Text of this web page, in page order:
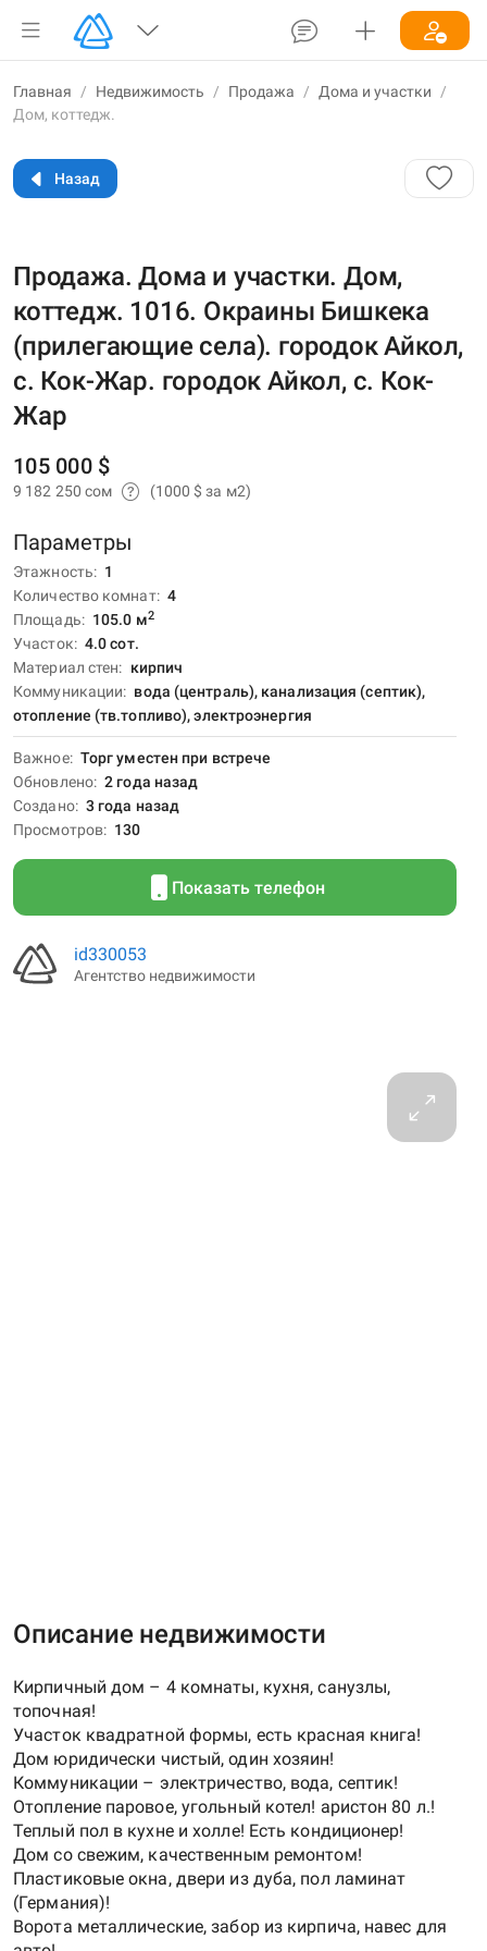
Главная / Недвижимость / Продажа / Дома и участки
/
Дом, коттедж.
Назад
Продажа. Дома и участки. Дом,
коттедж. 1016. Окраины Бишкека
(прилегающие села). городок Айкол,
с. Кок-Жар. городок Айкол, с. Кок-
Жар
105 000 $
9 182 250 сом (1000 $ за м2)
Параметры
Этажность
1
Количество комнат
4
Площадь
105.0 м2
Участок
4.0 сот.
Материал стен
кирпич
Коммуникации
вода (централь), канализация (септик),
отопление (тв.топливо), электроэнергия
Важное
Торг уместен при встрече
Обновлено
2 года назад
Создано
3 года назад
Просмотров
130
Показать телефон
id330053
Агентство недвижимости
Описание недвижимости
Кирпичный дом – 4 комнаты, кухня, санузлы,
топочная!
Участок квадратной формы, есть красная книга!
Дом юридически чистый, один хозяин!
Коммуникации – электричество, вода, септик!
Отопление паровое, угольный котел! аристон 80 л.!
Теплый пол в кухне и холле! Есть кондиционер!
Дом со свежим, качественным ремонтом!
Пластиковые окна, двери из дуба, пол ламинат
(Германия)!
Ворота металлические, забор из кирпича, навес для